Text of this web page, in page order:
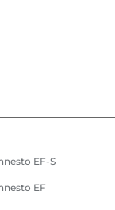
EF-S
EF